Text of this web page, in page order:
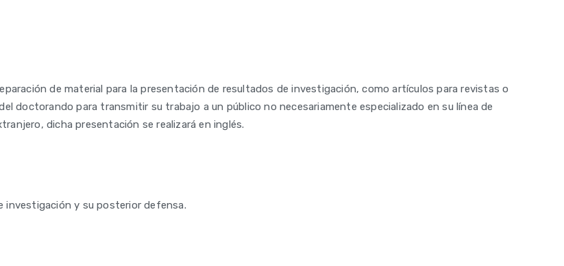
de material para la presentación de resultados de investigación, como artículos para revistas o
doctorando para transmitir su trabajo a un público no necesariamente especializado en su línea de
dicha presentación se realizará en inglés.
investigación y su posterior defensa.